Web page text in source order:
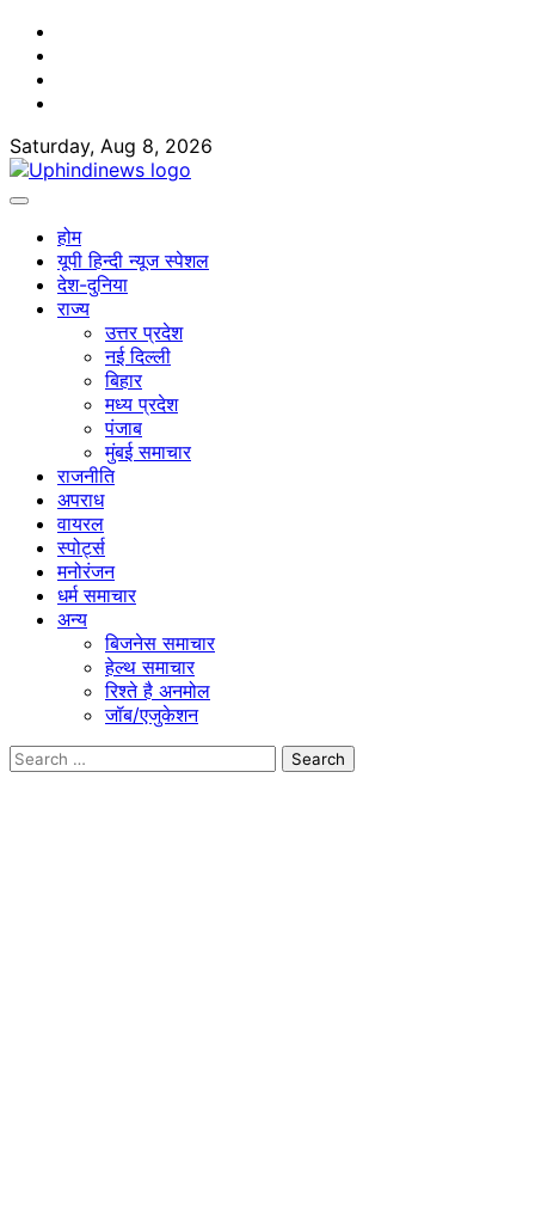
Skip
content
Saturday, Aug 8, 2026
होम
यूपी हिन्दी न्यूज स्पेशल
देश-दुनिया
राज्य
उत्तर प्रदेश
नई दिल्ली
बिहार
मध्य प्रदेश
पंजाब
मुंबई समाचार
राजनीति
अपराध
वायरल
स्पोर्ट्स
मनोरंजन
धर्म समाचार
अन्य
बिजनेस समाचार
हेल्थ समाचार
रिश्ते है अनमोल
जॉब/एजुकेशन
Search